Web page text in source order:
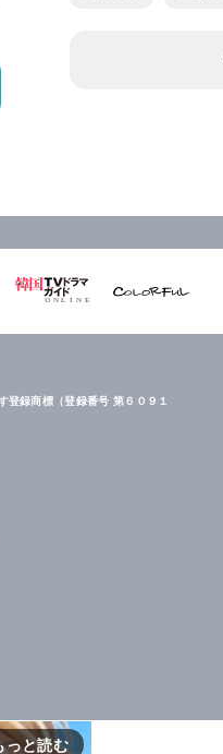
録商標（登録番号 第６０９１
っと読む